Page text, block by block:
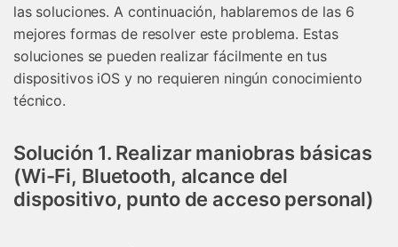
las soluciones. A continuación, hablaremos de las 6
mejores formas de resolver este problema. Estas
soluciones se pueden realizar fácilmente en tus
dispositivos iOS y no requieren ningún conocimiento
técnico.
Solución 1. Realizar maniobras básicas
(Wi-Fi, Bluetooth, alcance del
dispositivo, punto de acceso personal)